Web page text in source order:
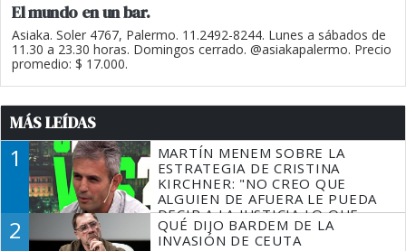
El mundo en un bar.
Asiaka. Soler 4767, Palermo. 11.2492-8244. Lunes a sábados de
11.30 a 23.30 horas. Domingos cerrado. @asiakapalermo. Precio
promedio: $ 17.000.
MÁS LEÍDAS
1
MARTÍN MENEM SOBRE LA
ESTRATEGIA DE CRISTINA
KIRCHNER: "NO CREO QUE
ALGUIEN DE AFUERA LE PUEDA
DECIR A LA JUSTICIA LO QUE
TIENE QUE HACER"
2
QUÉ DIJO BARDEM DE LA
INVASIÓN DE CEUTA